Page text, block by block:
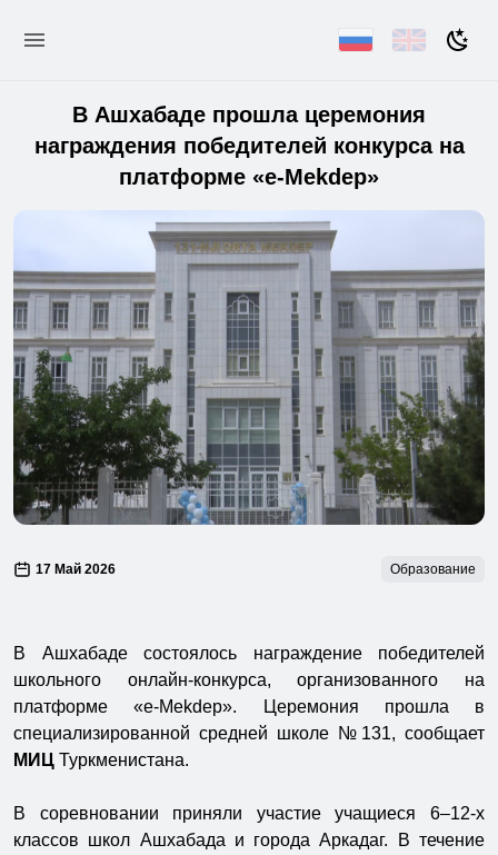
В Ашхабаде прошла церемония
награждения победителей конкурса на
платформе «e-Mekdep»
17 Май 2026 Образование
В Ашхабаде состоялось награждение победителей
школьного онлайн-конкурса, организованного на
платформе «e-Mekdep». Церемония прошла в
специализированной средней школе №131, сообщает
МИЦ Туркменистана.
В соревновании приняли участие учащиеся 6–12-х
классов школ Ашхабада и города Аркадаг. В течение